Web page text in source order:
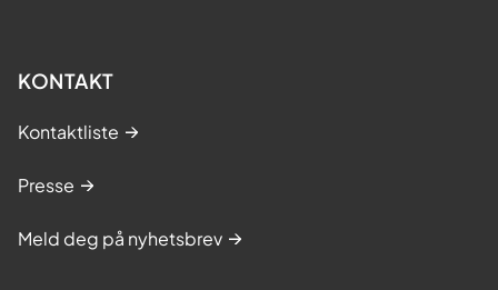
KONTAKT
Kontaktliste
Presse
Meld deg på nyhetsbrev